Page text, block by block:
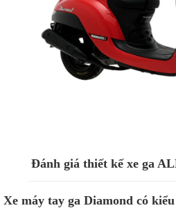
Đánh giá thiết kế xe ga
Xe máy tay ga Diamond có